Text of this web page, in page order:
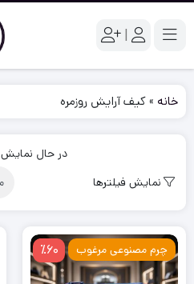
|
خانه »کیف آرایش روزمره
در حال نمایش 9 نتیجه
نمایش فیلترها
٪60 چرم مصنوعی مرغوب